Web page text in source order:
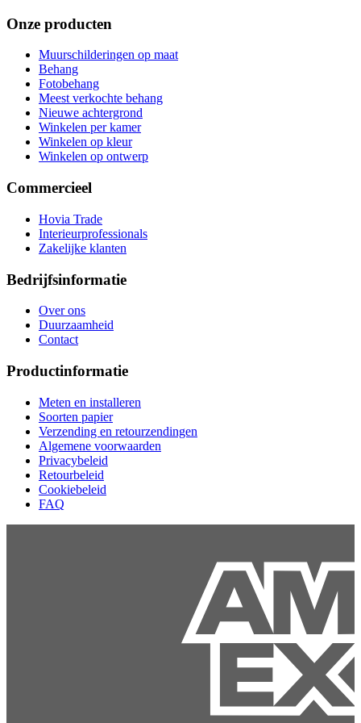
Onze producten
Muurschilderingen op maat
Behang
Fotobehang
Meest verkochte behang
Nieuwe achtergrond
Winkelen per kamer
Winkelen op kleur
Winkelen op ontwerp
Commercieel
Hovia Trade
Interieurprofessionals
Zakelijke klanten
Bedrijfsinformatie
Over ons
Duurzaamheid
Contact
Productinformatie
Meten en installeren
Soorten papier
Verzending en retourzendingen
Algemene voorwaarden
Privacybeleid
Retourbeleid
Cookiebeleid
FAQ